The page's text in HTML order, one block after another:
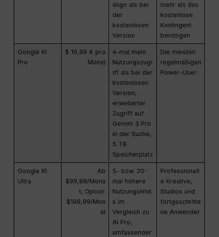
änge als bei
der
kostenlosen
Version
mehr als das
kostenlose
Kontingent
benötigen
Google KI
Pro
$ 19,99 € pro
Monat
4-mal mehr
Nutzungszugr
iff als bei der
kostenlosen
Version,
erweiterter
Zugriff auf
Gemini 3 Pro
in der Suche,
5 TB
Speicherplatz
Die meisten
regelmäßigen
Power-User
Google KI
Ultra
Ab
$99,99/Mona
t; Option:
$199,99/Mon
at
5- bzw. 20-
mal höhere
Nutzungslimit
s im
Vergleich zu
AI Pro,
umfassender
Professionell
e Kreative,
Studios und
fortgeschritte
ne Anwender